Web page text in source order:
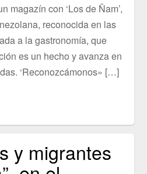
magazín con ‘Los de Ñam’,
reconocida en las
a la gastronomía, que
es un hecho y avanza en
‘Reconozcámonos» […]
y migrantes